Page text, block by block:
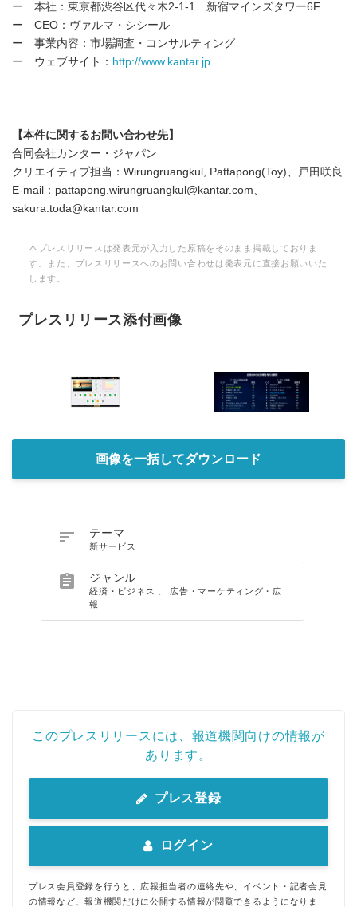
ー 本社：東京都渋谷区代々木2-1-1 新宿マインズタワー6F
ー CEO：ヴァルマ・シシール
ー 事業内容：市場調査・コンサルティング
ー ウェブサイト： http://www.kantar.jp
【本件に関するお問い合わせ先】
合同会社カンター・ジャパン
クリエイティブ担当：Wirungruangkul, Pattapong(Toy)、戸田咲良
E-mail：pattapong.wirungruangkul@kantar.com、
sakura.toda@kantar.com
本プレスリリースは発表元が入力した原稿をそのまま掲載しておりま
す。また、プレスリリースへのお問い合わせは発表元に直接お願いいた
します。
プレスリリース添付画像
画像を一括してダウンロード
 テーマ
新サービス
 ジャンル
経済・ビジネス
広告・マーケティング・広
報
このプレスリリースには、報道機関向けの情報が
あります。
プレス登録
ログイン
プレス会員登録を行うと、広報担当者の連絡先や、イベント・記者会見
の情報など、報道機関だけに公開する情報が閲覧できるようになりま